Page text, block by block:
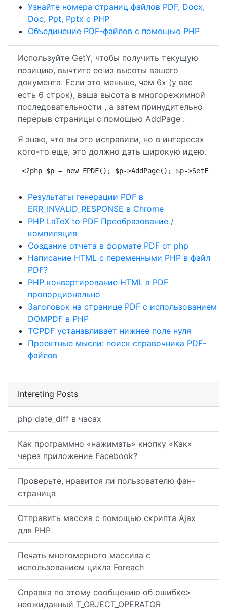
Intereting Posts
php date_diff в часах
Как программно «нажимать» кнопку «Как»
через приложение Facebook?
Проверьте, нравится ли пользователю фан-
страница
Отправить массив с помощью скрипта Ajax
для PHP
Печать многомерного массива с
использованием цикла Foreach
Справка по этому сообщению об ошибке>
неожиданный T_OBJECT_OPERATOR
Узнайте номера страниц файлов PDF, Docx,
Doc, Ppt, Pptx с PHP
Объединение PDF-файлов с помощью PHP
Используйте GetY, чтобы получить текущую
позицию, вычтите ее из высоты вашего
документа. Если это меньше, чем 6x (у вас
есть 6 строк), ваша высота в многорежимной
последовательности , а затем принудительно
перерыв страницы с помощью AddPage .
Я знаю, что вы это исправили, но в интересах
кого-то еще, это должно дать широкую идею.
<?php $p = new FPDF(); $p->AddPage(); $p-
Результаты генерации PDF в
ERR_INVALID_RESPONSE в Chrome
PHP LaTeX to PDF Преобразование /
компиляция
Создание отчета в формате PDF от php
Написание HTML с переменными PHP в файл
PDF?
PHP конвертирование HTML в PDF
пропорционально
Заголовок на странице PDF с использованием
DOMPDF в PHP
TCPDF устанавливает нижнее поле нуля
Проектные мысли: поиск справочника PDF-
файлов